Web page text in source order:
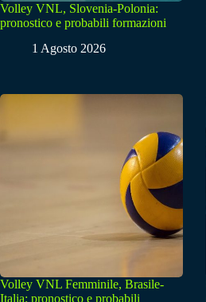
Volley VNL, Slovenia-Polonia:
pronostico e probabili formazioni
1 Agosto 2026
Volley VNL Femminile, Brasile-
Italia: pronostico e probabili